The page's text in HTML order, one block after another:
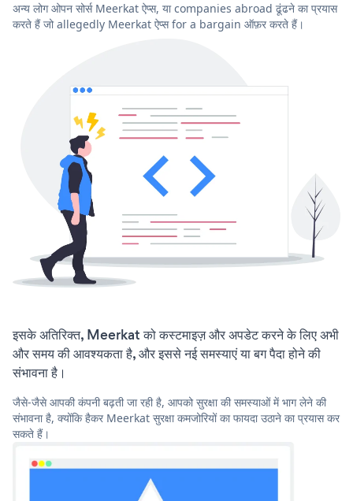
अन्य लोग ओपन सोर्स Meerkat ऐप्स, या companies abroad ढूंढने का प्रयास
करते हैं जो allegedly Meerkat ऐप्स for a bargain ऑफ़र करते हैं।
इसके अतिरिक्त, Meerkat को कस्टमाइज़ और अपडेट करने के लिए अभी
और समय की आवश्यकता है, और इससे नई समस्याएं या बग पैदा होने की
संभावना है।
जैसे-जैसे आपकी कंपनी बढ़ती जा रही है, आपको सुरक्षा की समस्याओं में भाग लेने की
संभावना है, क्योंकि हैकर Meerkat सुरक्षा कमजोरियों का फायदा उठाने का प्रयास कर
सकते हैं।